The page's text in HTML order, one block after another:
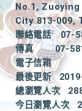
No.1,
City 813-009,
聯絡電話
07-
傳真
07-
電子信箱
最後更新
總瀏覽人次
今日瀏覽人次